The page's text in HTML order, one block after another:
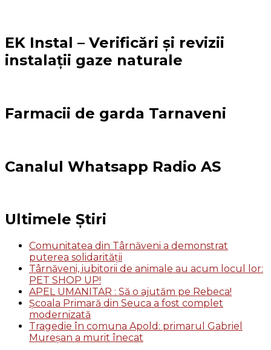
EK Instal – Verificări și revizii
instalații gaze naturale
Farmacii de garda Tarnaveni
Canalul Whatsapp Radio AS
Ultimele Știri
Comunitatea din Târnăveni a demonstrat
puterea solidarității
Târnăveni, iubitorii de animale au acum locul lor:
PET SHOP UP!
APEL UMANITAR : Să o ajutăm pe Rebeca!
Școala Primară din Seuca a fost complet
modernizată
Tragedie în comuna Apold: primarul Gabriel
Mureșan a murit înecat